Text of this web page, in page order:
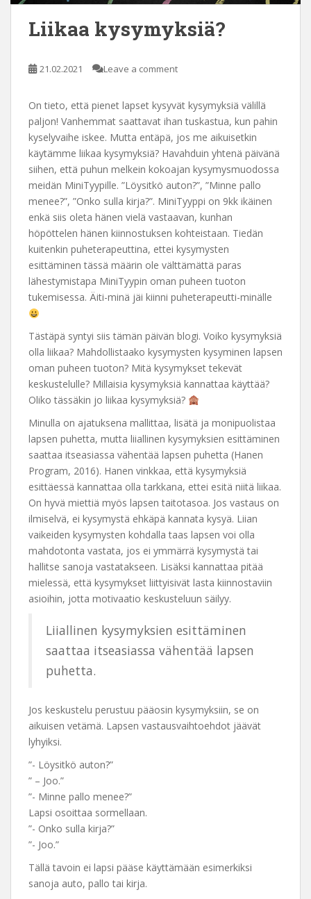
Liikaa kysymyksiä?
21.02.2021 Leave a comment
On tieto, että pienet lapset kysyvät kysymyksiä välillä
paljon! Vanhemmat saattavat ihan tuskastua, kun pahin
kyselyvaihe iskee. Mutta entäpä, jos me aikuisetkin
käytämme liikaa kysymyksiä? Havahduin yhtenä päivänä
siihen, että puhun melkein kokoajan kysymysmuodossa
meidän MiniTyypille. ”Löysitkö auton?”, ”Minne pallo
menee?”, ”Onko sulla kirja?”. MiniTyyppi on 9kk ikäinen
enkä siis oleta hänen vielä vastaavan, kunhan
höpöttelen hänen kiinnostuksen kohteistaan. Tiedän
kuitenkin puheterapeuttina, ettei kysymysten
esittäminen tässä määrin ole välttämättä paras
lähestymistapa MiniTyypin oman puheen tuoton
tukemisessa. Äiti-minä jäi kiinni puheterapeutti-minälle
Tästäpä syntyi siis tämän päivän blogi. Voiko kysymyksiä
olla liikaa? Mahdollistaako kysymysten kysyminen lapsen
oman puheen tuoton? Mitä kysymykset tekevät
keskustelulle? Millaisia kysymyksiä kannattaa käyttää?
Oliko tässäkin jo liikaa kysymyksiä?
Minulla on ajatuksena mallittaa, lisätä ja monipuolistaa
lapsen puhetta, mutta liiallinen kysymyksien esittäminen
saattaa itseasiassa vähentää lapsen puhetta (Hanen
Program, 2016). Hanen vinkkaa, että kysymyksiä
esittäessä kannattaa olla tarkkana, ettei esitä niitä liikaa.
On hyvä miettiä myös lapsen taitotasoa. Jos vastaus on
ilmiselvä, ei kysymystä ehkäpä kannata kysyä. Liian
vaikeiden kysymysten kohdalla taas lapsen voi olla
mahdotonta vastata, jos ei ymmärrä kysymystä tai
hallitse sanoja vastatakseen. Lisäksi kannattaa pitää
mielessä, että kysymykset liittyisivät lasta kiinnostaviin
asioihin, jotta motivaatio keskusteluun säilyy.
Liiallinen kysymyksien esittäminen
saattaa itseasiassa vähentää lapsen
puhetta.
Jos keskustelu perustuu pääosin kysymyksiin, se on
aikuisen vetämä. Lapsen vastausvaihtoehdot jäävät
lyhyiksi.
”- Löysitkö auton?”
” – Joo.”
”- Minne pallo menee?”
Lapsi osoittaa sormellaan.
”- Onko sulla kirja?”
”- Joo.”
Tällä tavoin ei lapsi pääse käyttämään esimerkiksi
sanoja auto, pallo tai kirja.